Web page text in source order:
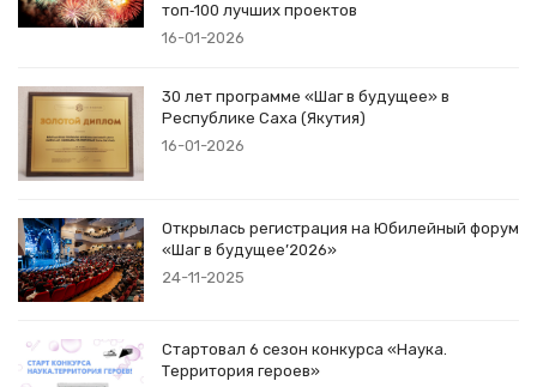
топ‑100 лучших проектов
16-01-2026
30 лет программе «Шаг в будущее» в
Республике Саха (Якутия)
16-01-2026
Открылась регистрация на Юбилейный форум
«Шаг в будущее’2026»
24-11-2025
Стартовал 6 сезон конкурса «Наука.
Территория героев»